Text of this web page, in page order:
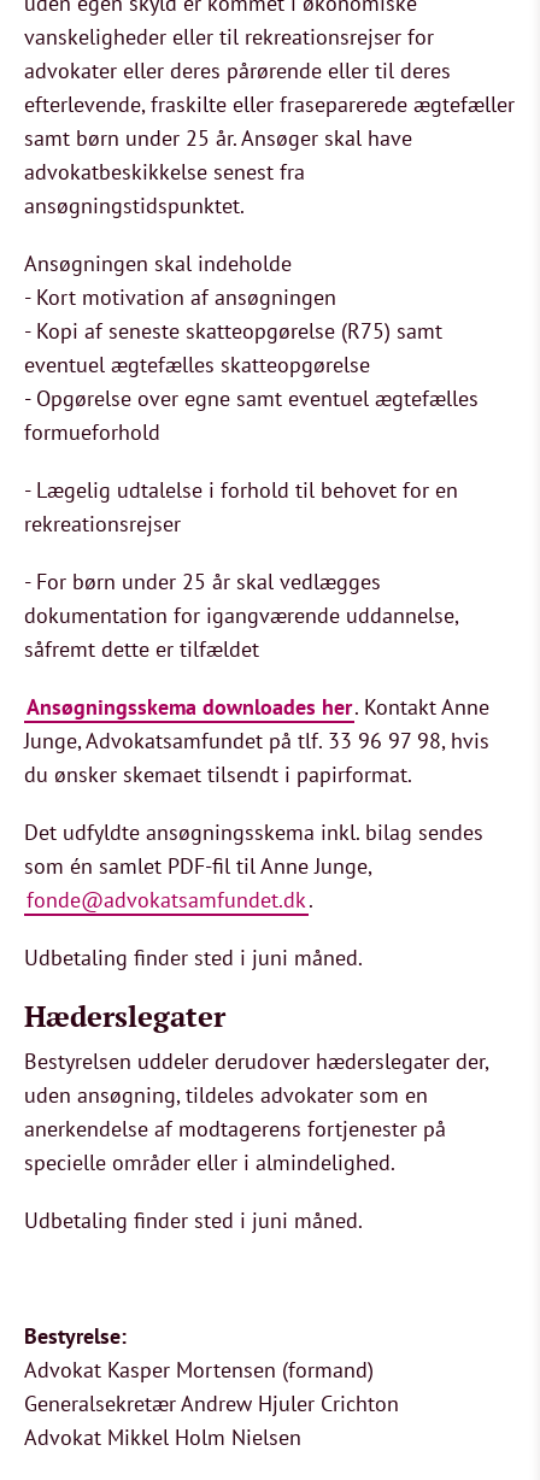
vanskeligheder eller til rekreationsrejser for
advokater eller deres pårørende eller til deres
efterlevende, fraskilte eller fraseparerede ægtefæller
samt børn under 25 år. Ansøger skal have
advokatbeskikkelse senest fra
ansøgningstidspunktet.
Ansøgningen skal indeholde
- Kort motivation af ansøgningen
- Kopi af seneste skatteopgørelse (R75) samt
eventuel ægtefælles skatteopgørelse
- Opgørelse over egne samt eventuel ægtefælles
formueforhold
- Lægelig udtalelse i forhold til behovet for en
rekreationsrejser
- For børn under 25 år skal vedlægges
dokumentation for igangværende uddannelse,
såfremt dette er tilfældet
Ansøgningsskema downloades her. Kontakt Anne
Junge, Advokatsamfundet på tlf. 33 96 97 98, hvis
du ønsker skemaet tilsendt i papirformat.
Det udfyldte ansøgningsskema inkl. bilag sendes
som én samlet PDF-fil til Anne Junge,
fonde@advokatsamfundet.dk.
Udbetaling finder sted i juni måned.
Hæderslegater
Bestyrelsen uddeler derudover hæderslegater der,
uden ansøgning, tildeles advokater som en
anerkendelse af modtagerens fortjenester på
specielle områder eller i almindelighed.
Udbetaling finder sted i juni måned.
Bestyrelse:
Advokat Kasper Mortensen (formand)
Generalsekretær Andrew Hjuler Crichton
Advokat Mikkel Holm Nielsen